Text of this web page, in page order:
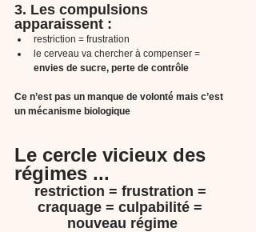
3. Les compulsions
apparaissent :
restriction = frustration
le cerveau va chercher à compenser =
envies de sucre, perte de contrôle
Ce n’est pas un manque de volonté mais c’est
un mécanisme biologique
Le cercle vicieux des
régimes ...
restriction = frustration =
craquage = culpabilité =
nouveau régime